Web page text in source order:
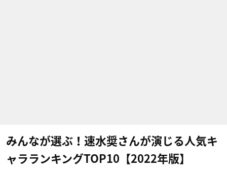
みんなが選ぶ！速水奨さんが演じる人気キ
ャラランキングTOP10【2022年版】